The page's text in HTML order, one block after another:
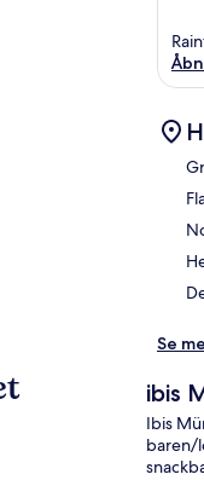
Se
ibis
Ibis
baren/